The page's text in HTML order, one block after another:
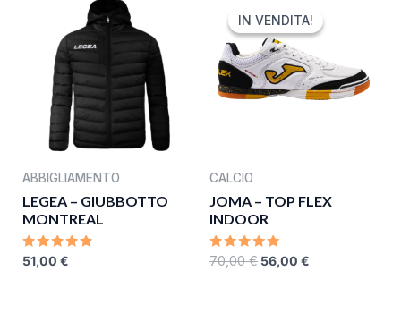
ABBIGLIAMENTO
LEGEA – GIUBBOTTO
MONTREAL
RATED
51,00 €
IN VENDITA!
IN VENDITA!
CALCIO
JOMA – TOP FLEX
INDOOR
RATED
70,00€
PRICE
WAS:
70,00 €.
56,00 €
PRICE
IS: